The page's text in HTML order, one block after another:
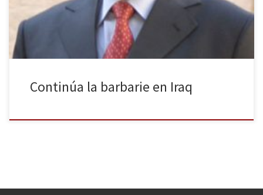
diciembre cuando el ejército iraquí capturó […]
Continúa la barbarie en Iraq